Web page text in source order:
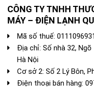
CÔNG TY TNHH
MÁY – ĐIỆN LẠNH
Mã số thuế:
Địa chỉ: Số nhà 32,
Hà Nội
Cơ sở 2: Số 2 Lý Bôn,
Điện thoại bán hàng: